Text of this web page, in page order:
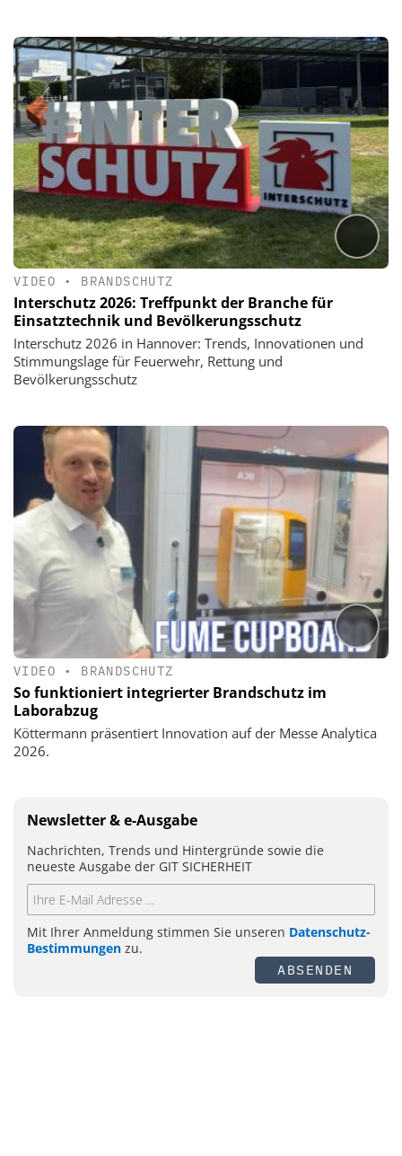
VIDEO • BRANDSCHUTZ
Interschutz 2026: Treffpunkt der Branche für
Einsatztechnik und Bevölkerungsschutz
Interschutz 2026 in Hannover: Trends, Innovationen und
Stimmungslage für Feuerwehr, Rettung und
Bevölkerungsschutz
VIDEO • BRANDSCHUTZ
So funktioniert integrierter Brandschutz im
Laborabzug
Köttermann präsentiert Innovation auf der Messe Analytica
2026.
Newsletter & e-Ausgabe
Nachrichten, Trends und Hintergründe sowie die
neueste Ausgabe der GIT SICHERHEIT
Mit Ihrer Anmeldung stimmen Sie unseren Datenschutz-
Bestimmungen zu.
ABSENDEN